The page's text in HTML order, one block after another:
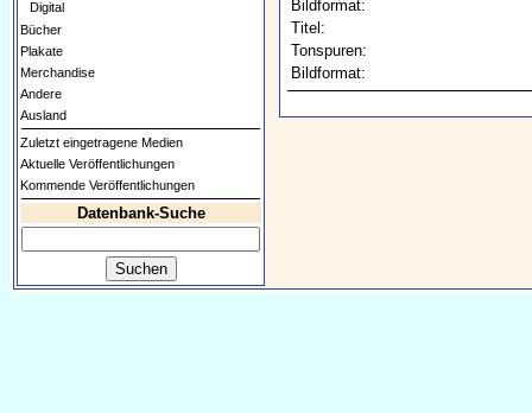
Digital
Bücher
Plakate
Merchandise
Andere
Ausland
Zuletzt eingetragene Medien
Aktuelle Veröffentlichungen
Kommende Veröffentlichungen
Datenbank-Suche
Bildformat:
Titel:
Tonspuren:
Bildformat: